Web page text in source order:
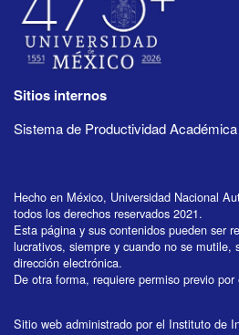
Sitios internos
Sistema de Productividad Académica
Hecho en México, Universidad Nacional
todos los derechos reservados 2021.
Esta página y sus contenidos pueden ser
lucrativos, siempre y cuando no se
dirección electrónica.
De otra forma, requiere permiso previo
Sitio web administrado por el Instituto de